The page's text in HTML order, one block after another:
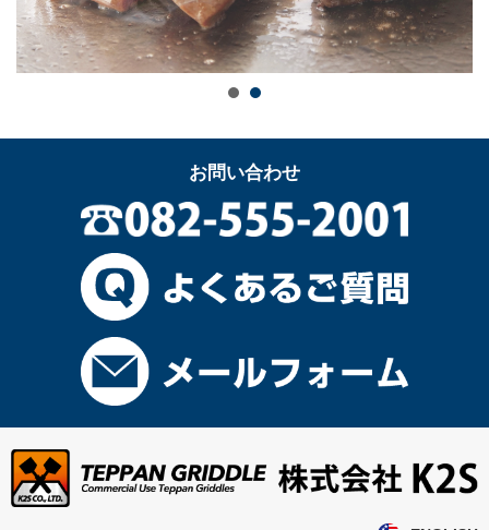
お問い合わせ